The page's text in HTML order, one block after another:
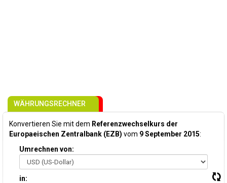
WÄHRUNGSRECHNER
Konvertieren Sie mit dem Referenzwechselkurs der
Europaeischen Zentralbank (EZB) vom 9 September 2015:
Umrechnen von:
in: